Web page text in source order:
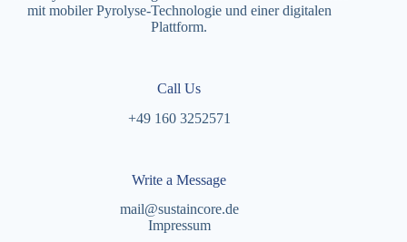
mit mobiler Pyrolyse-Technologie und einer digitalen
Plattform.
Call Us
+49 160 3252571
Write a Message
mail@sustaincore.de
Impressum